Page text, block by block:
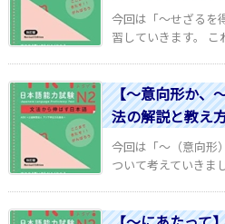
今回は「～せざるを
習していきます。 こ
【～意向形か、
法の解説と教え
今回は「～（意向形
ついて考えていきま